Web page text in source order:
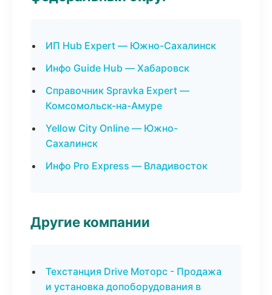
ИП Hub Expert — Южно-Сахалинск
Инфо Guide Hub — Хабаровск
Справочник Spravka Expert —
Комсомольск-на-Амуре
Yellow City Online — Южно-
Сахалинск
Инфо Pro Express — Владивосток
Другие компании
Техстанция Drive Моторс - Продажа
и установка допоборудования в